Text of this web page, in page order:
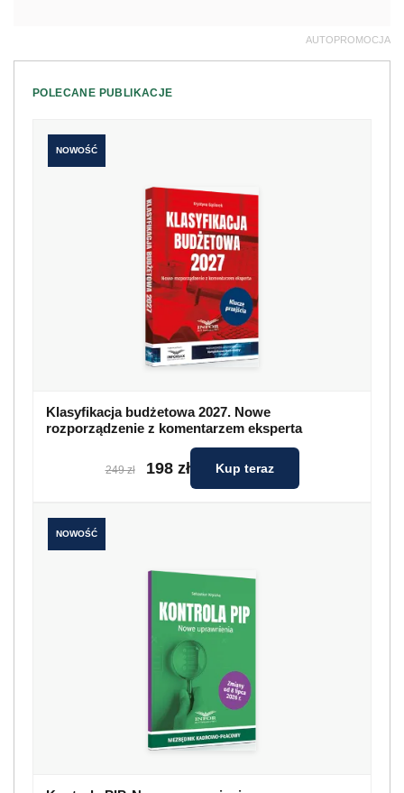
AUTOPROMOCJA
POLECANE PUBLIKACJE
NOWOŚĆ
Klasyfikacja budżetowa 2027. Nowe
rozporządzenie z komentarzem eksperta
249 zł 198 zł Kup teraz
NOWOŚĆ